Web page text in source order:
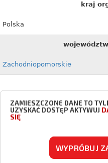
kraj
Polska
Zachodniopomorskie
ZAMIESZCZONE DANE TO
UZYSKAĆ DOSTĘP AKTYWUJ
SIĘ
WYPRÓBUJ